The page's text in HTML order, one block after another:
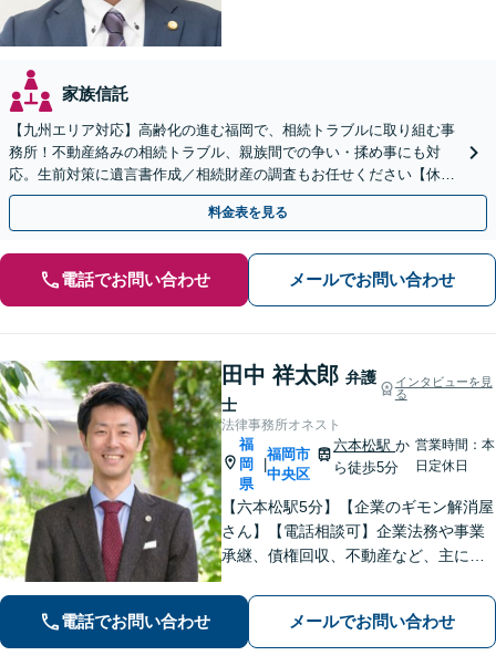
家族信託
【九州エリア対応】高齢化の進む福岡で、相続トラブルに取り組む事
務所！不動産絡みの相続トラブル、親族間での争い・揉め事にも対
応。生前対策に遺言書作成／相続財産の調査もお任せください【休
日・夜間面談可】【完全個室】【六本松駅2分】
料金表を見る
電話でお問い合わせ メールでお問い合わせ
田中 祥太郎 弁護
士
インタビューを見
る
法律事務所オネスト
福
岡
県
福岡市
中央区
六本松駅か
ら徒歩5分
営業時間：本
日定休日
【六本松駅5分】【企業のギモン解消屋
さん】【電話相談可】企業法務や事業
承継、債権回収、不動産など、主に企
のみなさまが安心して本業に専念でき
るよう、法律に関するちょっとした疑
問や悩みも迅速に解消。ぜひご相談く
電話でお問い合わせ メールでお問い合わせ